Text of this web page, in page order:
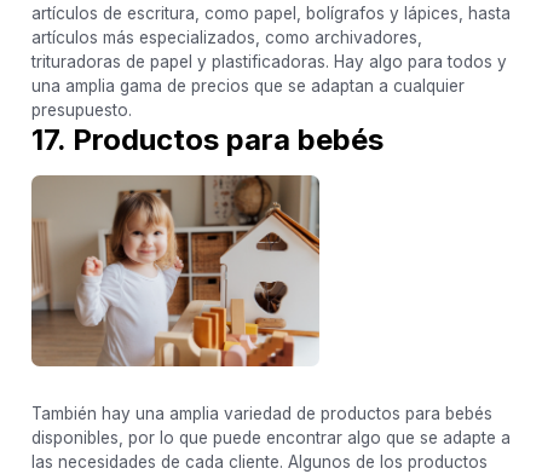
artículos de escritura, como papel, bolígrafos y lápices, hasta
artículos más especializados, como archivadores,
trituradoras de papel y plastificadoras. Hay algo para todos y
una amplia gama de precios que se adaptan a cualquier
presupuesto.
17. Productos para bebés
También hay una amplia variedad de productos para bebés
disponibles, por lo que puede encontrar algo que se adapte a
las necesidades de cada cliente. Algunos de los productos